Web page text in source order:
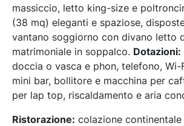
massiccio, letto king-size e
(38 mq) eleganti e spaziose,
vantano soggiorno con divano letto
matrimoniale in soppalco. Dotazioni:
doccia o vasca e phon, telefono, Wi-
mini bar, bollitore e macchina per
per lap top, riscaldamento e aria
Ristorazione: colazione